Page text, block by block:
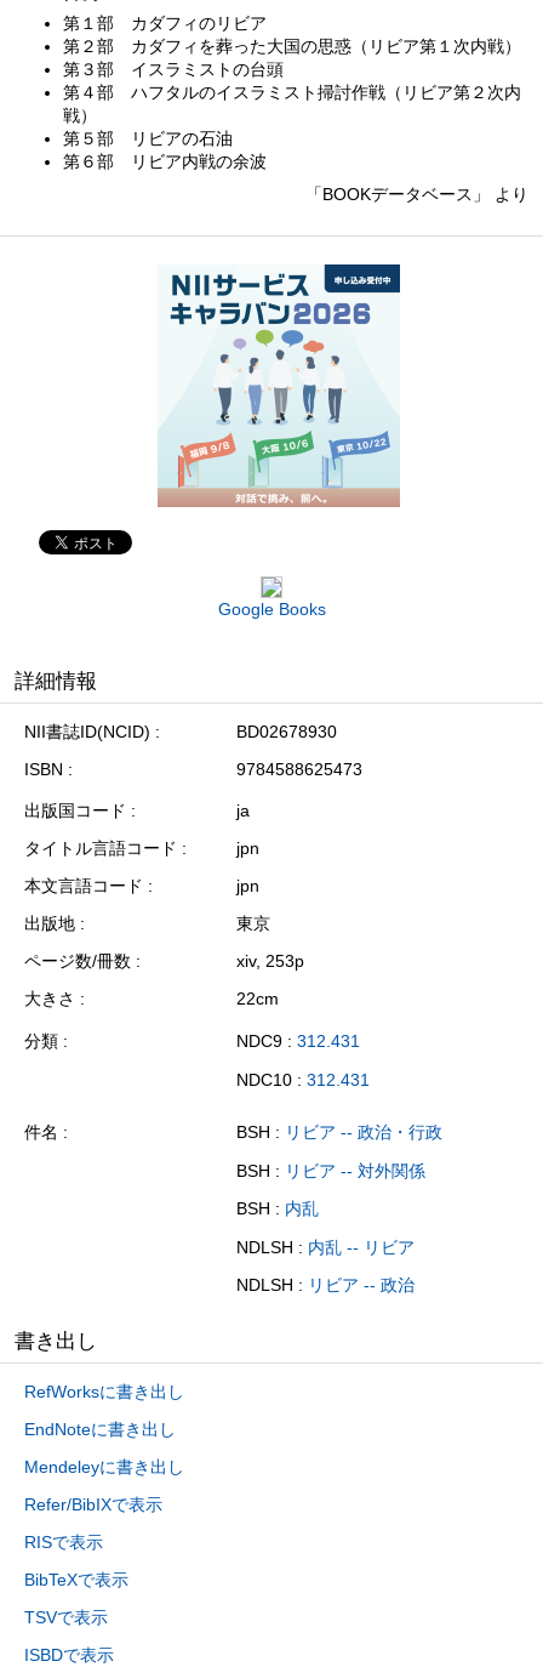
第１部 カダフィのリビア
第２部 カダフィを葬った大国の思惑（リビア第１次内戦）
第３部 イスラミストの台頭
第４部 ハフタルのイスラミスト掃討作戦（リビア第２次内
戦）
第５部 リビアの石油
第６部 リビア内戦の余波
「BOOKデータベース」 より
Google Books
詳細情報
NII書誌ID(NCID)
BD02678930
ISBN
9784588625473
出版国コード
ja
タイトル言語コード
jpn
本文言語コード
jpn
出版地
東京
ページ数/冊数
xiv, 253p
大きさ
22cm
分類 NDC9 : 312.431
NDC10 : 312.431
件名 BSH : リビア -- 政治・行政
BSH : リビア -- 対外関係
BSH : 内乱
NDLSH : 内乱 -- リビア
NDLSH : リビア -- 政治
書き出し
RefWorksに書き出し
EndNoteに書き出し
Mendeleyに書き出し
Refer/BibIXで表示
RISで表示
BibTeXで表示
TSVで表示
ISBDで表示